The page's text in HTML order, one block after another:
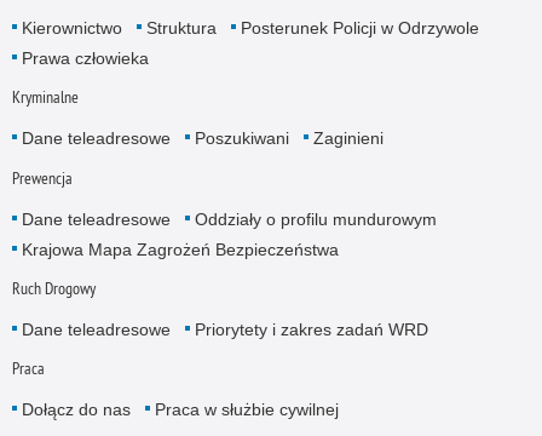
Kierownictwo Struktura
Posterunek Policji w Odrzywole
Prawa człowieka
Kryminalne
Dane teleadresowe Poszukiwani Zaginieni
Prewencja
Dane teleadresowe
Oddziały o profilu mundurowym
Krajowa Mapa Zagrożeń Bezpieczeństwa
Ruch Drogowy
Dane teleadresowe Priorytety i zakres zadań WRD
Praca
Dołącz do nas Praca w służbie cywilnej